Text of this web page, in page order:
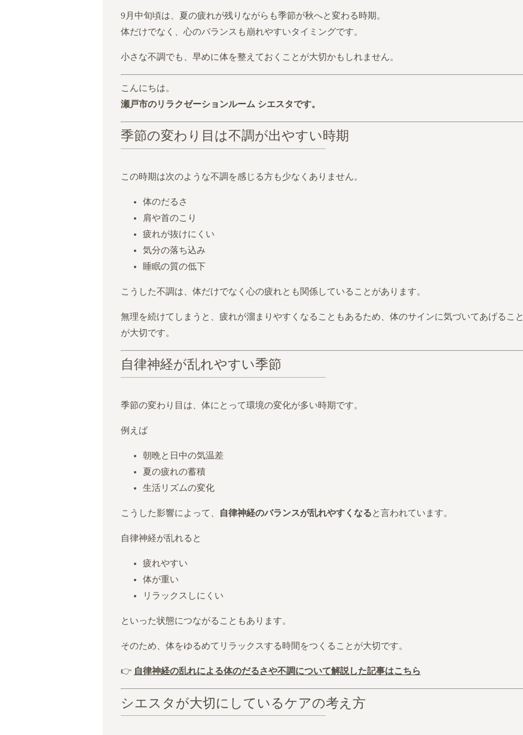
9月中旬頃は、夏の疲れが残りながらも季節が秋へと変わる時期。
体だけでなく、心のバランスも崩れやすいタイミングです。
小さな不調でも、早めに体を整えておくことが大切かもしれません。
こんにちは。
瀬戸市のリラクゼーションルーム シエスタです。
季節の変わり目は不調が出やすい時期
この時期は次のような不調を感じる方も少なくありません。
体のだるさ
肩や首のこり
疲れが抜けにくい
気分の落ち込み
睡眠の質の低下
こうした不調は、体だけでなく心の疲れとも関係していることがあります。
無理を続けてしまうと、疲れが溜まりやすくなることもあるため、体のサインに気づいてあげること
が大切です。
自律神経が乱れやすい季節
季節の変わり目は、体にとって環境の変化が多い時期です。
例えば
朝晩と日中の気温差
夏の疲れの蓄積
生活リズムの変化
こうした影響によって、 自律神経のバランスが乱れやすくなると言われています。
自律神経が乱れると
疲れやすい
体が重い
リラックスしにくい
といった状態につながることもあります。
そのため、体をゆるめてリラックスする時間をつくることが大切です。
👉 自律神経の乱れによる体のだるさや不調について解説した記事はこちら
シエスタが大切にしているケアの考え方